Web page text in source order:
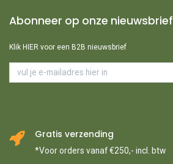
Abonneer op onze nieuwsbrief
Klik HIER voor een B2B nieuwsbrief
Gratis verzending
*Voor orders vanaf €250,- incl. btw